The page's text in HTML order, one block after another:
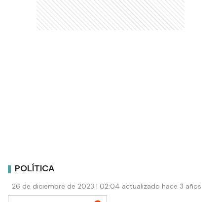
POLÍTICA
26 de diciembre de 2023 | 02:04 actualizado hace 3 años